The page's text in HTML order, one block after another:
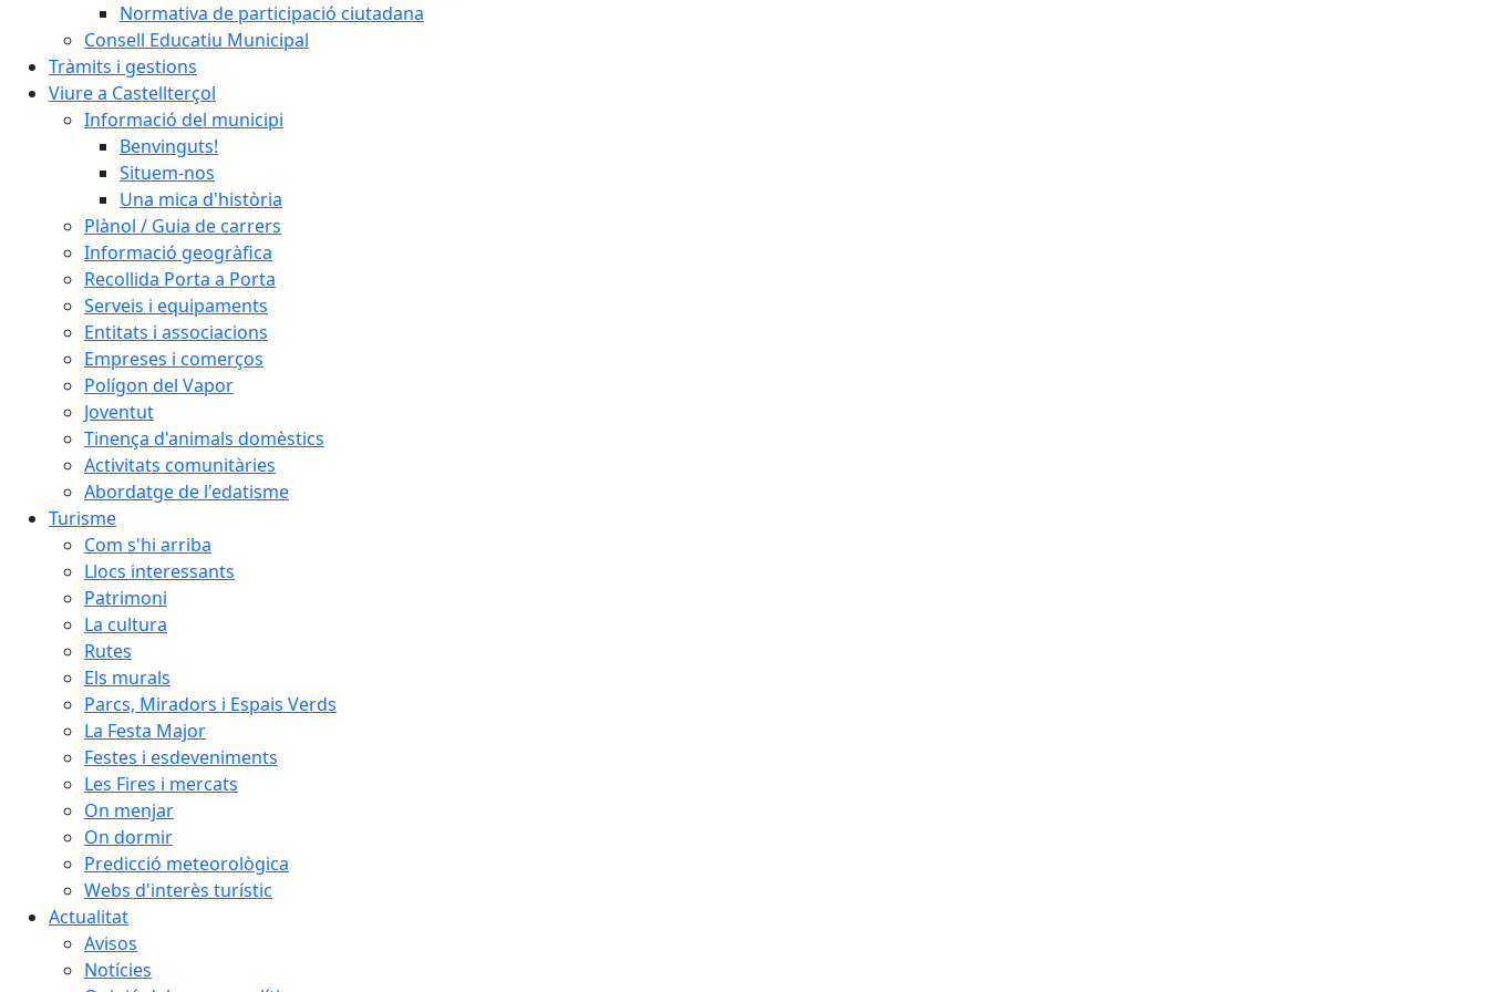
Normativa de participació ciutadana
Consell Educatiu Municipal
Tràmits i gestions
Viure a Castellterçol
Informació del municipi
Benvinguts!
Situem-nos
Una mica d'història
Plànol / Guia de carrers
Informació geogràfica
Recollida Porta a Porta
Serveis i equipaments
Entitats i associacions
Empreses i comerços
Polígon del Vapor
Joventut
Tinença d'animals domèstics
Activitats comunitàries
Abordatge de l'edatisme
Turisme
Com s'hi arriba
Llocs interessants
Patrimoni
La cultura
Rutes
Els murals
Parcs, Miradors i Espais Verds
La Festa Major
Festes i esdeveniments
Les Fires i mercats
On menjar
On dormir
Predicció meteorològica
Webs d'interès turístic
Actualitat
Avisos
Notícies